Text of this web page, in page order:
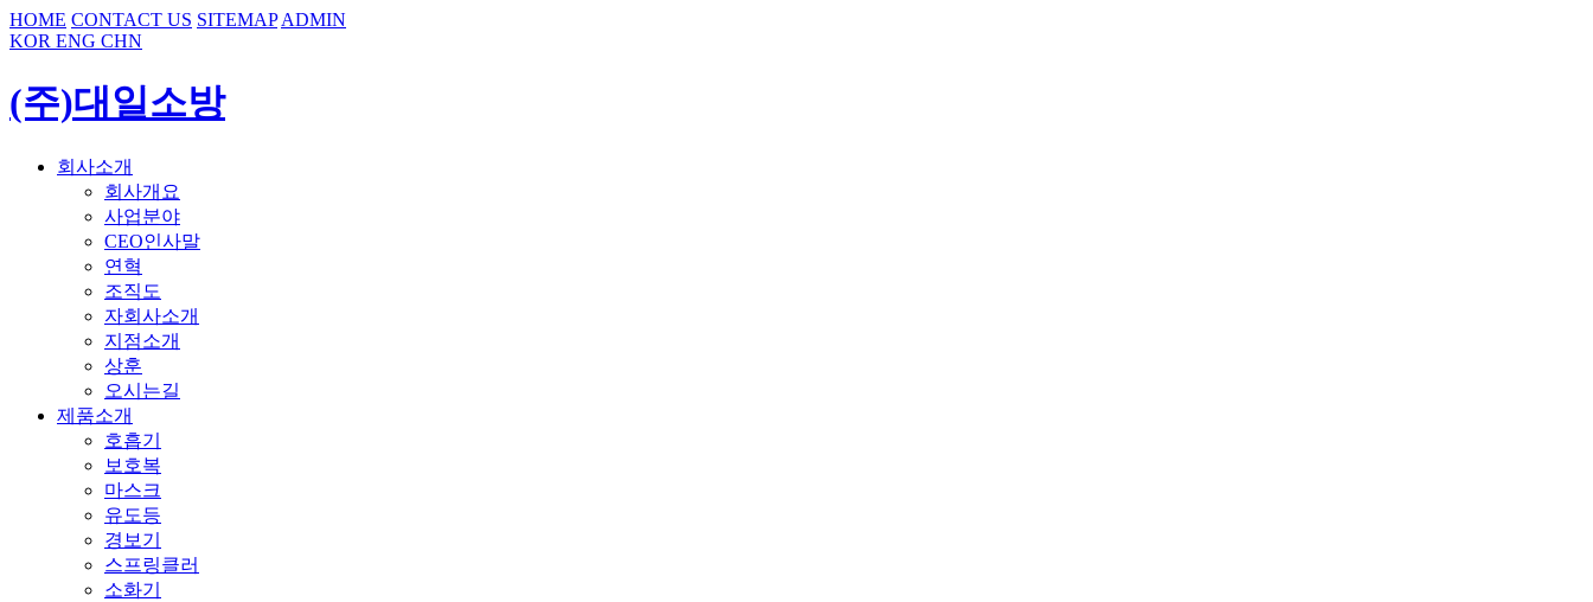
HOME CONTACT US SITEMAP ADMIN
KOR ENG CHN
(주)대일소방
회사소개
회사개요
사업분야
CEO인사말
연혁
조직도
자회사소개
지점소개
상훈
오시는길
제품소개
호흡기
보호복
마스크
유도등
경보기
스프링클러
소화기